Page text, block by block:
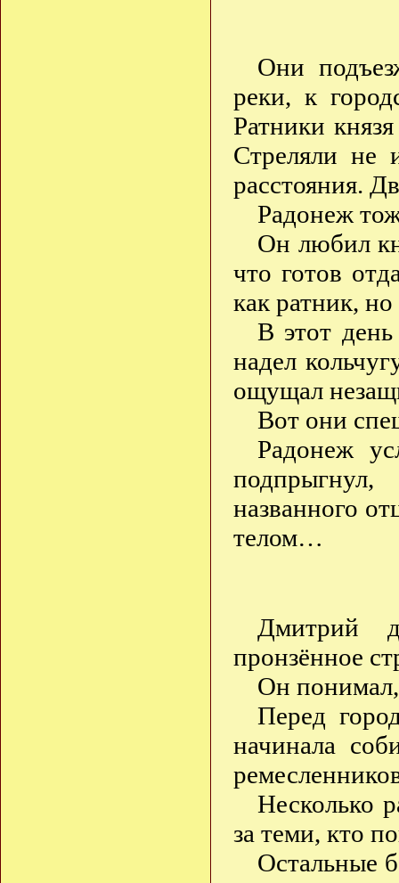
Они
реки, к
Ратники
Стреляли не
расстояния.
Радонеж
Он любил
что готов
как ратник,
В этот
надел
ощущал
Вот они
Радонеж
названного
телом…
Дмитрий
пронзённое
Он
Перед
начинала
Несколько
за теми, кто
Остальные